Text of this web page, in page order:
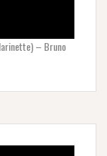
– Bruno